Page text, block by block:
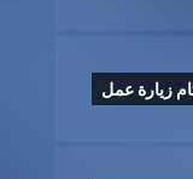
زيارة عمل